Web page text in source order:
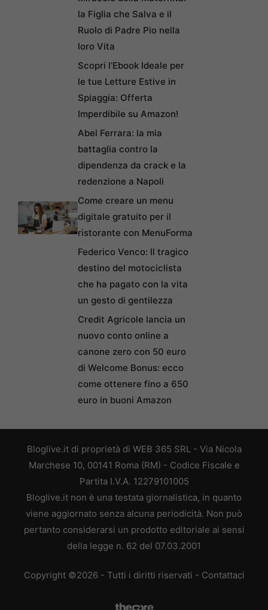
la Figlia che Salva e il
Ruolo di Padre Pio nella
loro Vita
Scopri l’Ebook Ideale per
le tue Letture Estive in
Spiaggia: Offerta
Imperdibile su Amazon!
Abel Ferrara: la mia
battaglia contro la
dipendenza da crack e la
redenzione a Napoli
Come creare un menu
digitale gratuito per il
ristorante con MenuForma
Federico Venco: Il tragico
destino del motociclista
che ha pagato con la vita
un gesto di gentilezza
Credit Agricole lancia un
nuovo conto online a
canone zero con 50 euro
di Welcome Bonus: ecco
come ottenere fino a 650
euro in buoni Amazon
Bloglive.it di proprietà di WEB 365 SRL - Via Nicola
Marchese 10, 00141 Roma (RM) - Codice Fiscale e
Partita I.V.A. 12279101005
Bloglive.it non è una testata giornalistica, in quanto
viene aggiornato senza alcuna periodicità. Non può
pertanto considerarsi un prodotto editoriale ai sensi
della legge n. 62 del 07.03.2001
Copyright ©2026 - Tutti i diritti riservati - Contattaci